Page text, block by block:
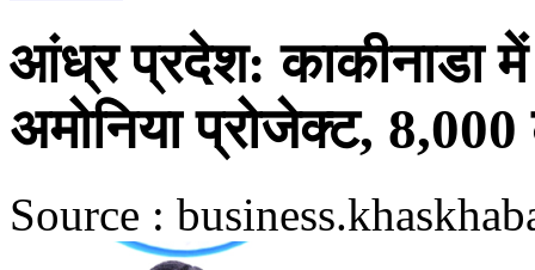
आंध्र प्रदेश: काकीनाडा में
अमोनिया प्रोजेक्ट, 8,000
Source :